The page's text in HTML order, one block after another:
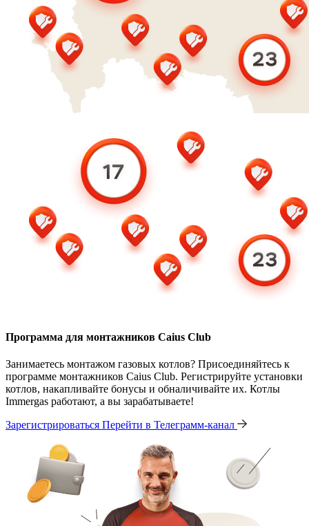
Программа для монтажников Caius Club
Занимаетесь монтажом газовых котлов? Присоединяйтесь к
программе монтажников Caius Club. Регистрируйте установки
котлов, накапливайте бонусы и обналичивайте их. Котлы
Immergas работают, а вы зарабатываете!
Зарегистрироваться Перейти в Телеграмм-канал